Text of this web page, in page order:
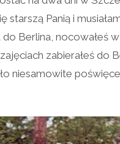
Panią i
do Berlina, nocowałeś
zabierałeś do
niesamowite